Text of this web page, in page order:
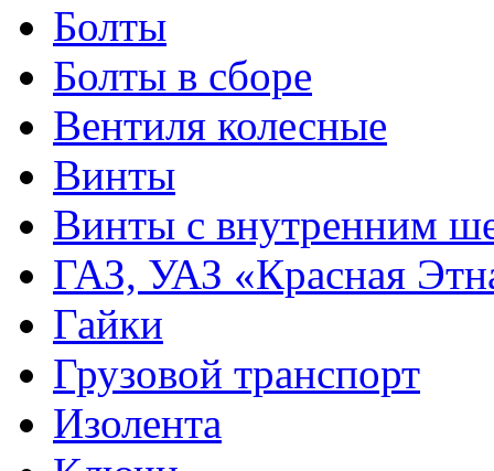
Болты
Болты в сборе
Вентиля колесные
Винты
Винты с внутренним
ГАЗ, УАЗ «Красная
Гайки
Грузовой транспорт
Изолента